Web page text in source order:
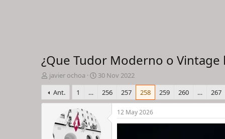
¿Que Tudor Moderno o Vintage
I
n
i
c
javier ochoa
F
e
h
e
30 Nov 2022
Ant.
1 … 256 257 258 259 260 … 267
12 May 2026